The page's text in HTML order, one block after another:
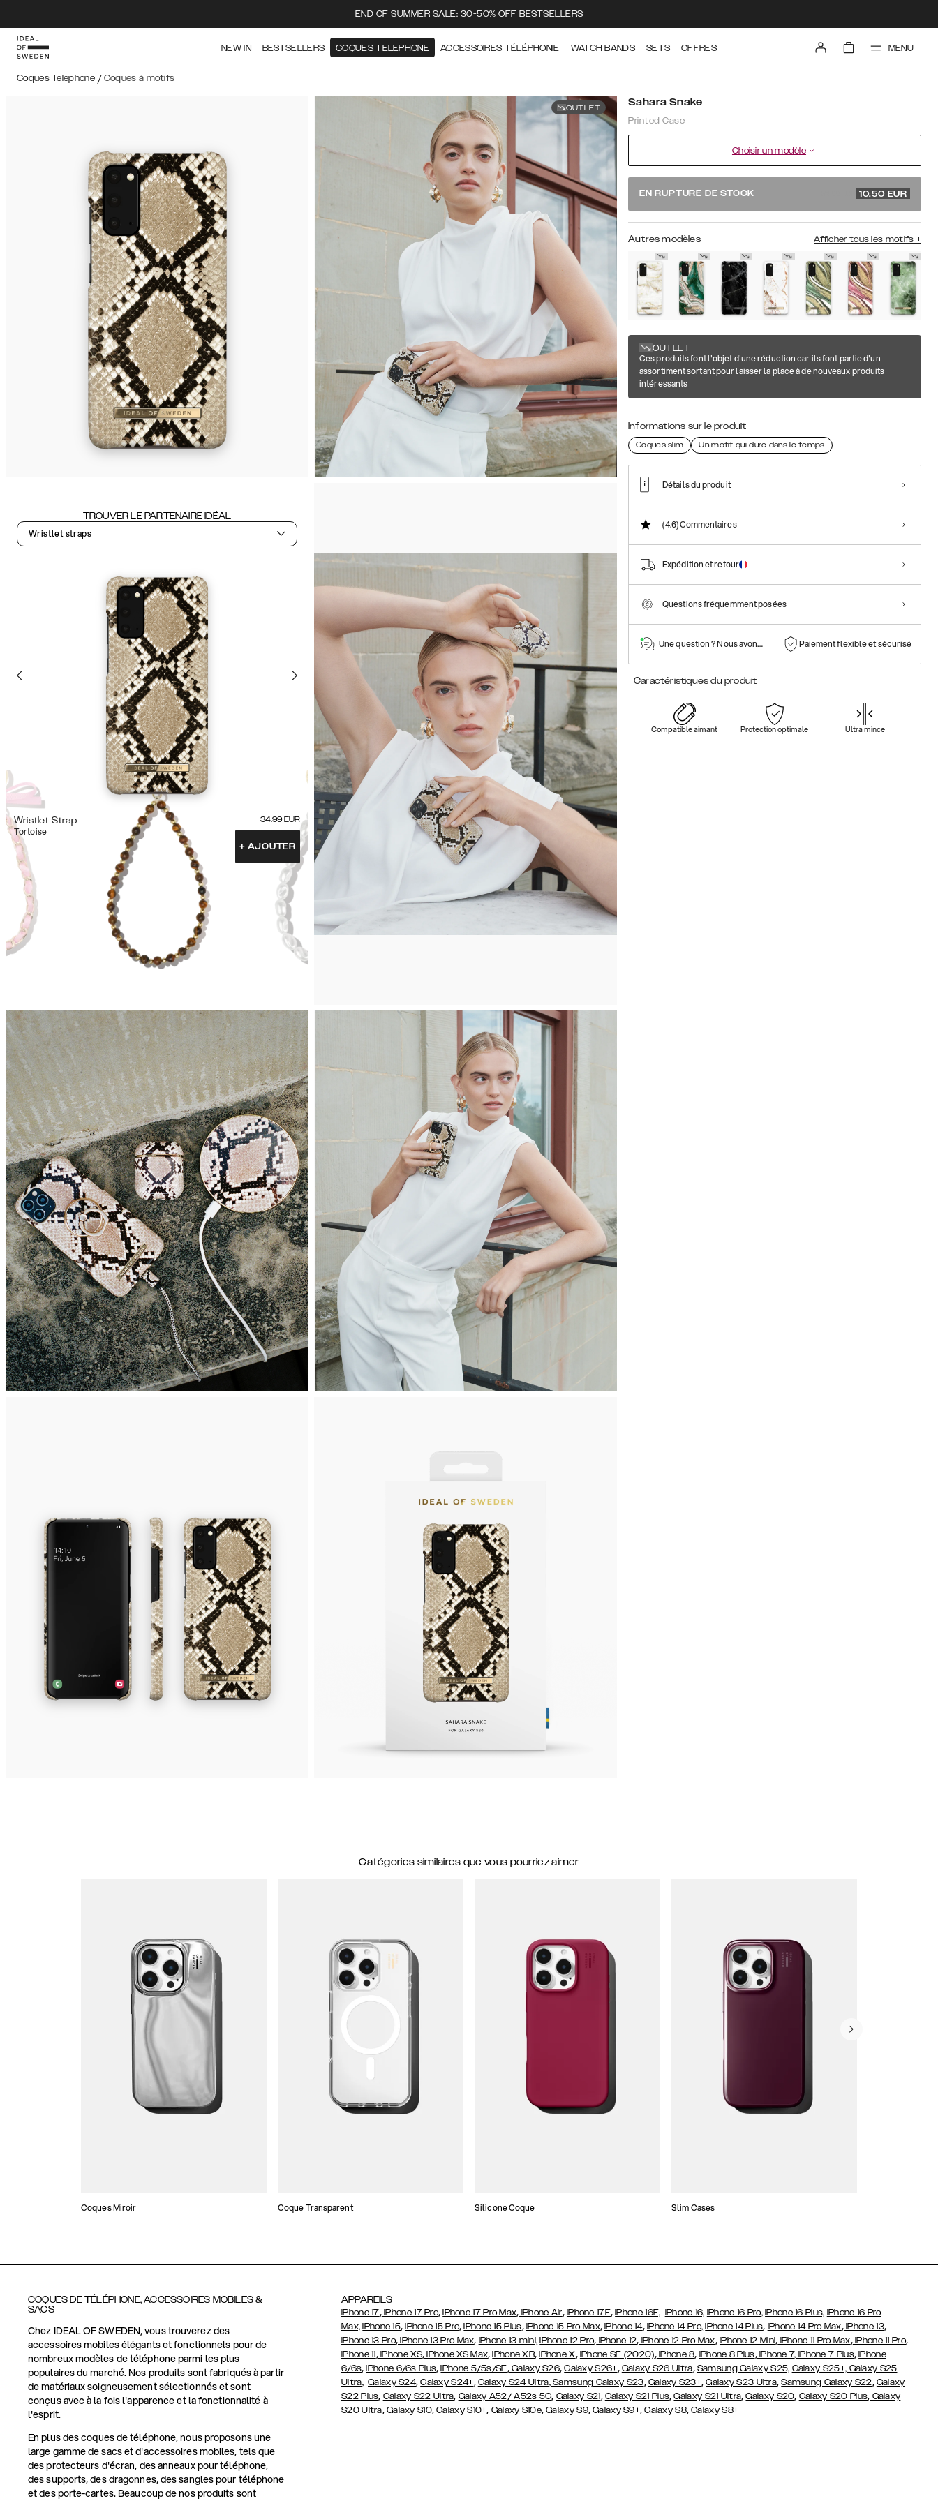
END OF SUMMER SALE: 30-50% OFF BESTSELLERS
NEW IN BESTSELLERS COQUES TELEPHONE ACCESSOIRES TÉLÉPHONIE WATCH BANDS SETS OFFRES MENU
Coques Telephone / Coques à motifs
OUTLET
TROUVER LE PARTENAIRE IDÉAL
Wristlet straps
Wristlet Strap
Tortoise
34.99 EUR
+ AJOUTER
Sahara Snake
Printed Case
Choisir un modèle
EN RUPTURE DE STOCK 10.50 EUR
Autres modèles Afficher tous les motifs +
OUTLET
Ces produits font l'objet d'une réduction car ils font partie d'un
assortiment sortant pour laisser la place à de nouveaux produits
intéressants
Informations sur le produit
Coques slim Un motif qui dure dans le temps
Détails du produit
(4.6)Commentaires
Expédition et retour
Questions fréquemment posées
Une question ? Nous avons la réponse !Paiement flexible et sécurisé
Caractéristiques du produit
Compatible aimant Protection optimale Ultra mince
Catégories similaires que vous pourriez aimer
Coques Miroir Coque Transparent Silicone Coque Slim Cases
COQUES DE TÉLÉPHONE, ACCESSOIRES MOBILES &
SACS
Chez IDEAL OF SWEDEN, vous trouverez des
accessoires mobiles élégants et fonctionnels pour de
nombreux modèles de téléphone parmi les plus
populaires du marché. Nos produits sont fabriqués à partir
de matériaux soigneusement sélectionnés et sont
conçus avec à la fois l'apparence et la fonctionnalité à
l'esprit.
En plus des coques de téléphone, nous proposons une
large gamme de sacs et d'accessoires mobiles, tels que
des protecteurs d'écran, des anneaux pour téléphone,
des supports, des dragonnes, des sangles pour téléphone
et des porte-cartes. Beaucoup de nos produits sont
APPAREILS
iPhone 17,iPhone 17 Pro,iPhone 17 Pro Max, iPhone Air, iPhone 17E,iPhone 16E, iPhone 16, iPhone 16 Pro, iPhone 16 Plus, iPhone 16 Pro
Max, iPhone 15,iPhone 15 Pro,iPhone 15 Plus, iPhone 15 Pro Max,iPhone 14, iPhone 14 Pro, iPhone 14 Plus, iPhone 14 Pro Max,iPhone 13,
iPhone 13 Pro, iPhone 13 Pro Max, iPhone 13 mini, iPhone 12 Pro, iPhone 12, iPhone 12 Pro Max, iPhone 12 Mini, iPhone 11 Pro Max,iPhone 11 Pro,
iPhone 11,iPhone XS,iPhone XS Max,iPhone XR,iPhone X, iPhone SE (2020),iPhone 8, iPhone 8 Plus,iPhone 7, iPhone 7 Plus,iPhone
6/6s,iPhone 6/6s Plus,iPhone 5/5s/SE,Galaxy S26,Galaxy S26+, Galaxy S26 Ultra, Samsung Galaxy S25, Galaxy S25+, Galaxy S25
Ultra, Galaxy S24,Galaxy S24+, Galaxy S24 Ultra,Samsung Galaxy S23, Galaxy S23+,Galaxy S23 Ultra,Samsung Galaxy S22, Galaxy
S22 Plus, Galaxy S22 Ultra, Galaxy A52/ A52s 5G, Galaxy S21, Galaxy S21 Plus,Galaxy S21 Ultra,Galaxy S20, Galaxy S20 Plus, Galaxy
S20 Ultra, Galaxy S10,Galaxy S10+, Galaxy S10e,Galaxy S9,Galaxy S9+,Galaxy S8,Galaxy S8+